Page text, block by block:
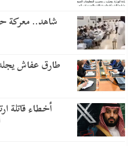
شاهد.. معركة
طارق عفاش
أخطاء قاتلة